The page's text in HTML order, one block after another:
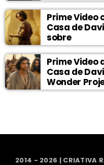
Prime Video
Casa de
sobre
Prime Video
Casa de
Wonder
2014 - 2026 | CRIATIVA